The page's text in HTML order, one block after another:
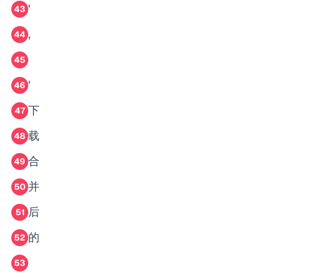
43 '
44 ,
45
46 '
47 下
48 载
49 合
50 并
51 后
52 的
53